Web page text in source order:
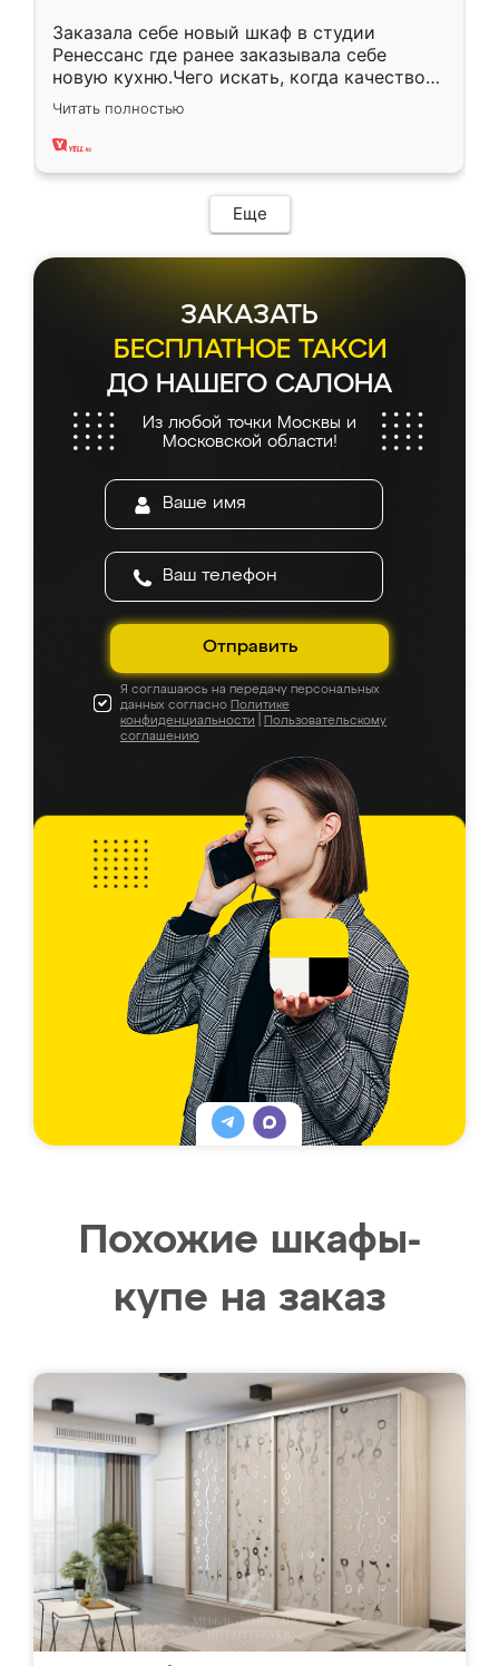
Заказала себе новый шкаф в студии
Ренессанс где ранее заказывала себе
новую кухню.Чего искать, когда качеством
вполне довольна. Служит кухня уже почти
два года, нареканий нет.
Читать полностью
Еще
ЗАКАЗАТЬ
БЕСПЛАТНОЕ ТАКСИ
ДО НАШЕГО САЛОНА
Из любой точки Москвы и
Московской области!
Отправить
Я соглашаюсь на передачу персональных
данных согласно Политике
конфиденциальности
Пользовательскому
соглашению
Похожие шкафы-
купе на заказ